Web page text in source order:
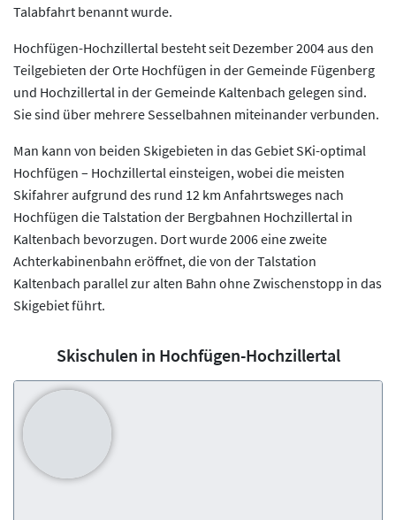
Talabfahrt benannt wurde.
Hochfügen-Hochzillertal besteht seit Dezember 2004 aus den
Teilgebieten der Orte Hochfügen in der Gemeinde Fügenberg
und Hochzillertal in der Gemeinde Kaltenbach gelegen sind.
Sie sind über mehrere Sesselbahnen miteinander verbunden.
Man kann von beiden Skigebieten in das Gebiet SKi-optimal
Hochfügen – Hochzillertal einsteigen, wobei die meisten
Skifahrer aufgrund des rund 12 km Anfahrtsweges nach
Hochfügen die Talstation der Bergbahnen Hochzillertal in
Kaltenbach bevorzugen. Dort wurde 2006 eine zweite
Achterkabinenbahn eröffnet, die von der Talstation
Kaltenbach parallel zur alten Bahn ohne Zwischenstopp in das
Skigebiet führt.
Skischulen in Hochfügen-Hochzillertal